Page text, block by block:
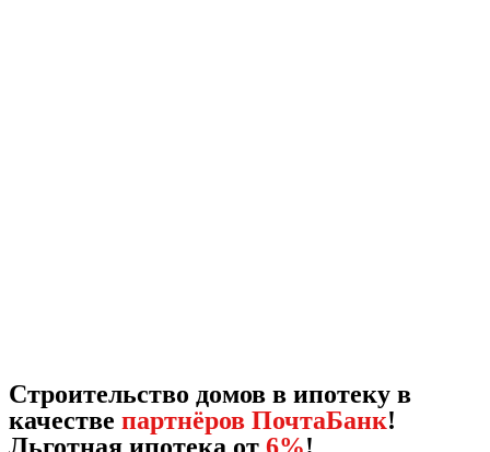
Строительство домов в ипотеку в
качестве партнёров ПочтаБанк!